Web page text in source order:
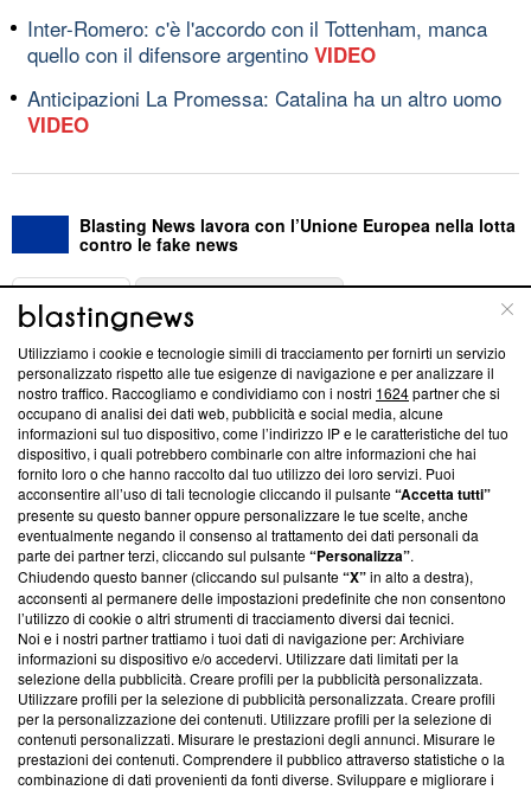
Inter-Romero: c'è l'accordo con il Tottenham, manca
quello con il difensore argentino VIDEO
Anticipazioni La Promessa: Catalina ha un altro uomo
VIDEO
Blasting News lavora con l’Unione Europea nella lotta
contro le fake news
ABOUT
Questa sezione offre informazioni trasparenti su Blasting
News, sui nostri processi editoriali e su come ci impegniamo a
creare news di qualità. Inoltre, afferma la nostra aderenza a
‘Trust Project - News with Integrity’Blasting News non è
ancora membro del programma, ma ha richiesto di farne
parte; Trust Project non ha ancora effettuato una verifica di
conformità agli standard.
Su di noi
Team editoriale
Corporate
Redazione
Informativa Privacy
Cookie Policy
Utilizziamo i cookie e tecnologie simili di tracciamento per fornirti un servizio
personalizzato rispetto alle tue esigenze di navigazione e per analizzare il
nostro traffico. Raccogliamo e condividiamo con i nostri 1624partner che si
occupano di analisi dei dati web, pubblicità e social media, alcune
informazioni sul tuo dispositivo, come l’indirizzo IP e le caratteristiche del tuo
dispositivo, i quali potrebbero combinarle con altre informazioni che hai
fornito loro o che hanno raccolto dal tuo utilizzo dei loro servizi. Puoi
acconsentire all’uso di tali tecnologie cliccando il pulsante“Accetta tutti”
presente su questo banner oppure personalizzare le tue scelte, anche
eventualmente negando il consenso al trattamento dei dati personali da
parte dei partner terzi, cliccando sul pulsante“Personalizza”.
Chiudendo questo banner (cliccando sul pulsante“X”in alto a destra),
acconsenti al permanere delle impostazioni predefinite che non consentono
l’utilizzo di cookie o altri strumenti di tracciamento diversi dai tecnici.
Noi e i nostri partner trattiamo i tuoi dati di navigazione per: Archiviare
informazioni su dispositivo e/o accedervi. Utilizzare dati limitati per la
selezione della pubblicità. Creare profili per la pubblicità personalizzata.
Utilizzare profili per la selezione di pubblicità personalizzata. Creare profili
per la personalizzazione dei contenuti. Utilizzare profili per la selezione di
contenuti personalizzati. Misurare le prestazioni degli annunci. Misurare le
prestazioni dei contenuti. Comprendere il pubblico attraverso statistiche o la
combinazione di dati provenienti da fonti diverse. Sviluppare e migliorare i